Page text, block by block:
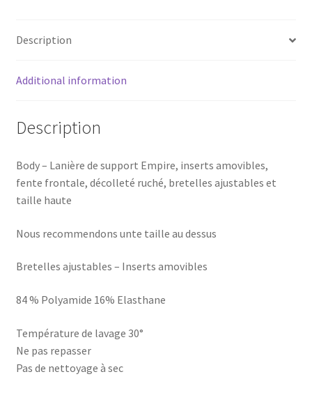
Description
Additional information
Description
Body – Lanière de support Empire, inserts amovibles,
fente frontale, décolleté ruché, bretelles ajustables et
taille haute
Nous recommendons unte taille au dessus
Bretelles ajustables – Inserts amovibles
84 % Polyamide 16% Elasthane
Température de lavage 30°
Ne pas repasser
Pas de nettoyage à sec